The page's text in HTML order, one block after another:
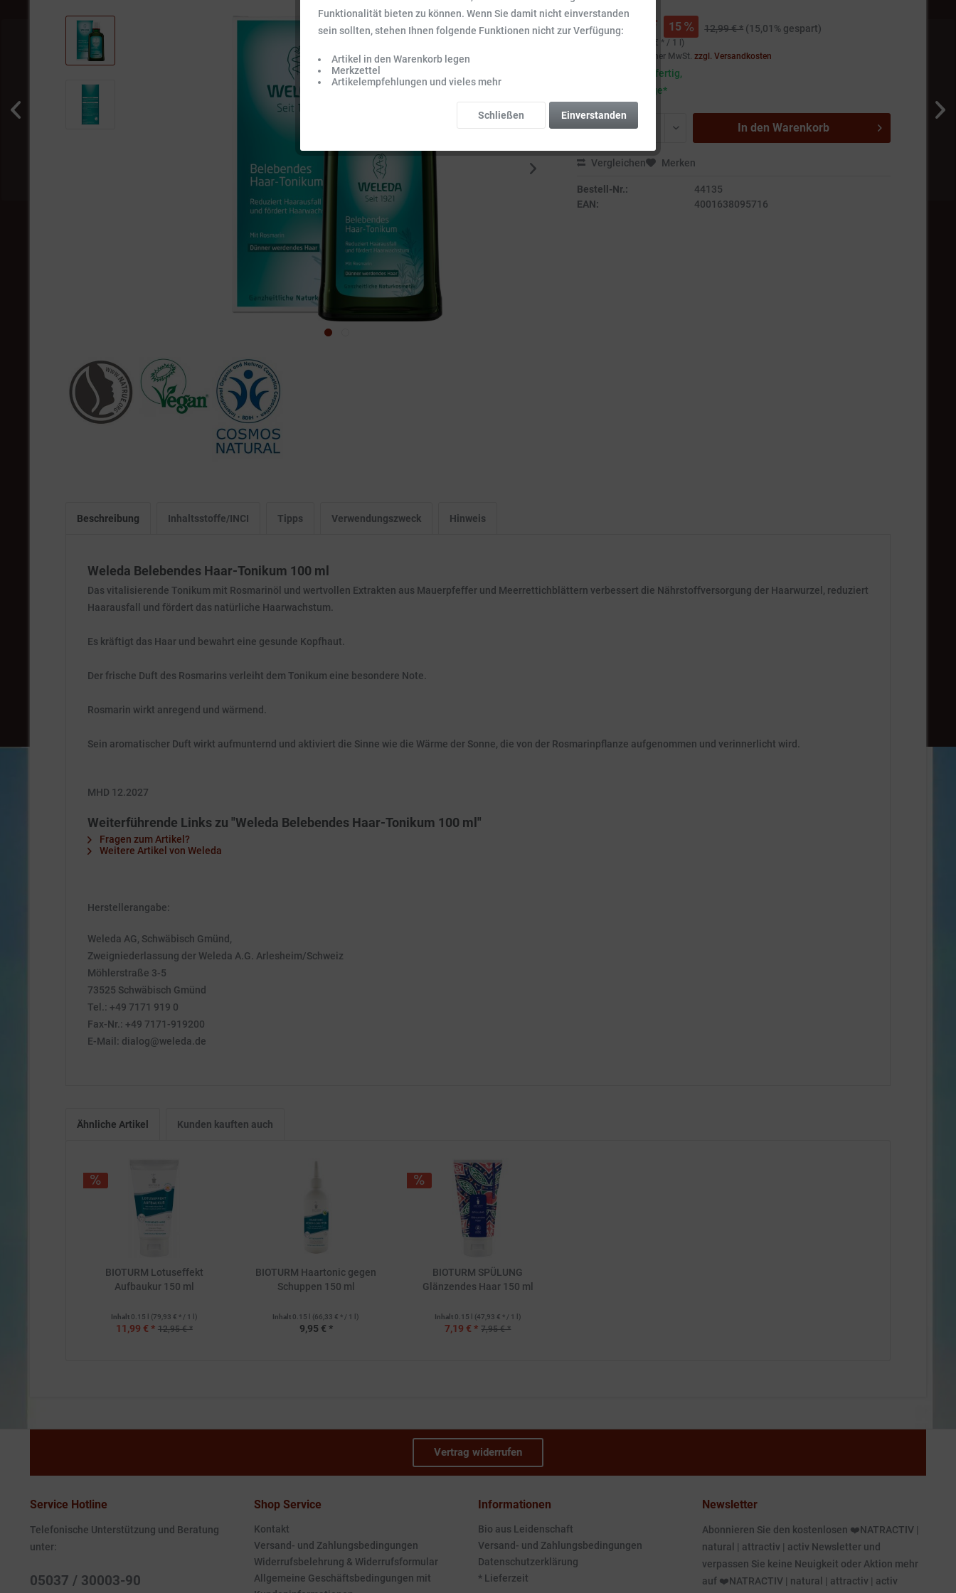
11,04 € * 15 12,99 € * (15,01% gespart)
0.1 l (110,40 € * / 1 l)
Preise inkl. gesetzlicher MwSt.zzgl. Versandkosten
Sofort versandfertig,
Lieferzeit 3-5 Tage*
In den Warenkorb
Vergleichen Merken
Bestell-Nr.:
44135
EAN:
4001638095716
Beschreibung Inhaltsstoffe/INCI Tipps Verwendungszweck Hinweis
Weleda Belebendes Haar-Tonikum 100 ml
Das vitalisierende Tonikum mit Rosmarinöl und wertvollen Extrakten aus Mauerpfeffer und Meerrettichblättern verbessert die Nährstoffversorgung der Haarwurzel, reduziert
Haarausfall und fördert das natürliche Haarwachstum.
Es kräftigt das Haar und bewahrt eine gesunde Kopfhaut.
Der frische Duft des Rosmarins verleiht dem Tonikum eine besondere Note.
Rosmarin wirkt anregend und wärmend.
Sein aromatischer Duft wirkt aufmunternd und aktiviert die Sinne wie die Wärme der Sonne, die von der Rosmarinpflanze aufgenommen und verinnerlicht wird.
MHD 12.2027
Weiterführende Links zu "Weleda Belebendes Haar-Tonikum 100 ml"
Fragen zum Artikel?
Weitere Artikel von Weleda
Herstellerangabe:
Weleda AG, Schwäbisch Gmünd,
Zweigniederlassung der Weleda A.G. Arlesheim/Schweiz
Möhlerstraße 3-5
73525 Schwäbisch Gmünd
Tel.: +49 7171 919 0
Fax-Nr.: +49 7171-919200
E-Mail: dialog@weleda.de
Ähnliche Artikel Kunden kauften auch
BIOTURM Lotuseffekt
Aufbaukur 150 ml
Inhalt 0.15 l (79,93 € * / 1 l)
11,99 € * 12,95 € *
BIOTURM Haartonic gegen
Schuppen 150 ml
Inhalt 0.15 l (66,33 € * / 1 l)
9,95 € *
BIOTURM SPÜLUNG
Glänzendes Haar 150 ml
Inhalt 0.15 l (47,93 € * / 1 l)
7,19 € * 7,95 € *
Vertrag widerrufen
Service Hotline
Telefonische Unterstützung und Beratung
unter:
05037 / 30003-90
Shop Service
Kontakt
Versand- und Zahlungsbedingungen
Widerrufsbelehrung & Widerrufsformular
Allgemeine Geschäftsbedingungen mit
Informationen
Bio aus Leidenschaft
Versand- und Zahlungsbedingungen
Datenschutzerklärung
* Lieferzeit
Newsletter
Abonnieren Sie den kostenlosen ❤️NATRACTIV |
natural | attractiv | activ Newsletter und
verpassen Sie keine Neuigkeit oder Aktion mehr
auf ❤️NATRACTIV | natural | attractiv | activ
Funktionalität bieten zu können. Wenn Sie damit nicht einverstanden
sein sollten, stehen Ihnen folgende Funktionen nicht zur Verfügung:
Artikel in den Warenkorb legen
Merkzettel
Artikelempfehlungen und vieles mehr
Einverstanden
Schließen